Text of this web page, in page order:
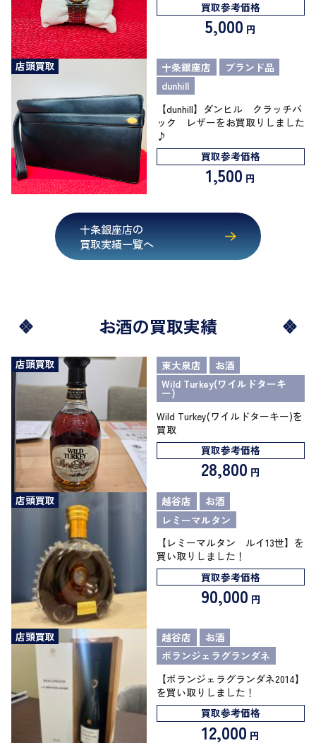
買取参考価格
5,000 円
店頭買取 十条銀座店
ブランド品
dunhill
【dunhill】ダンヒル クラッチバ
ック レザーをお買取りしました
♪
買取参考価格
1,500 円
十条銀座店の
買取実績一覧へ
お酒の買取実績
店頭買取 東大泉店
お酒
Wild Turkey(ワイルドターキ
ー)
Wild Turkey(ワイルドターキー)を
買取
買取参考価格
28,800 円
店頭買取
越谷店
お酒
レミーマルタン
【レミーマルタン ルイ13世】を
買い取りしました！
買取参考価格
90,000 円
店頭買取 越谷店
お酒
ボランジェラグランダネ
【ボランジェラグランダネ2014】
を買い取りしました！
買取参考価格
12,000 円